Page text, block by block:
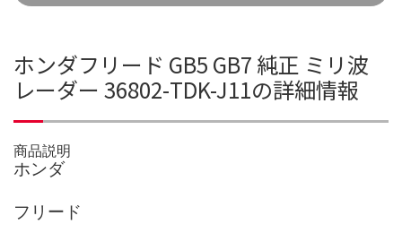
ホンダフリード GB5 GB7 純正 ミリ波
レーダー 36802-TDK-J11の詳細情報
商品説明
ホンダ
フリード